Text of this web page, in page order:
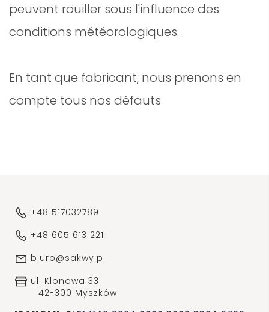
peuvent rouiller sous l'influence des
conditions météorologiques.
En tant que fabricant, nous prenons en
compte tous nos défauts
+48 517032789
+48 605 613 221
biuro@sakwy.pl
ul. Klonowa 33
42-300 Myszków